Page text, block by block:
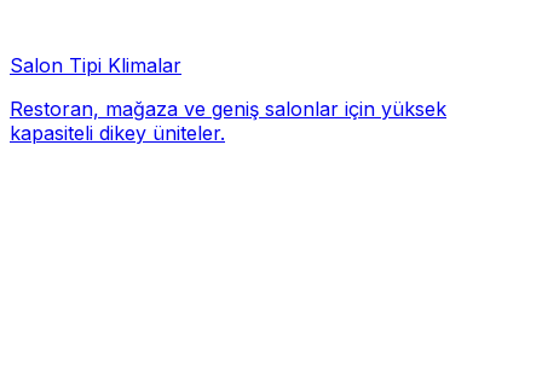
Salon Tipi Klimalar
Restoran, mağaza ve geniş salonlar için yüksek
kapasiteli dikey üniteler.